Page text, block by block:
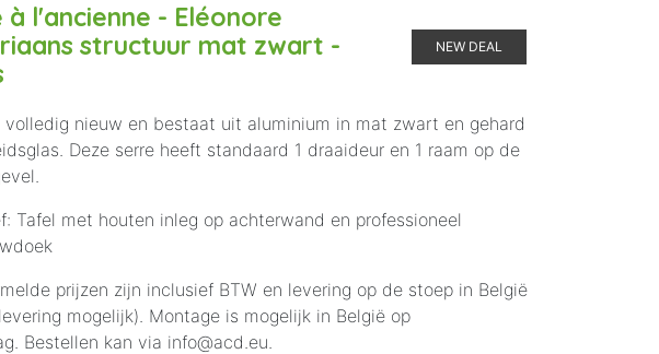
à l'ancienne - Eléonore
structuur mat zwart -
NEW DEAL
volledig nieuw en bestaat uit aluminium in mat zwart en gehard
Deze serre heeft standaard 1 draaideur en 1 raam op de
Tafel met houten inleg op achterwand en professioneel
prijzen zijn inclusief BTW en levering op de stoep in België
mogelijk). Montage is mogelijk in België op
Bestellen kan via info@acd.eu.